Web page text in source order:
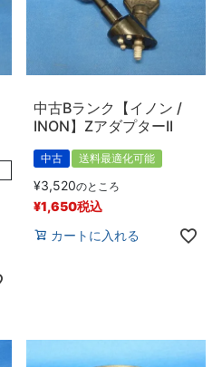
中古Bランク【イノン /
INON】ZアダプターII
中古 送料最適化可能
¥3,520のところ
¥1,650税込
カートに入れる